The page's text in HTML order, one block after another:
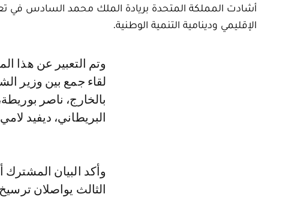
أشادت المملكة المتحدة بريادة الملك محمد السادس في
الإقليمي ودينامية التنمية الوطنية.
وتم التعبير عن هذا الموقف في بيان مشترك، تم توقيعه اليوم الأحد بالرباط، عقب
لقاء جمع بين وزير
بالخارج، ناصر
البريطاني، ديفيد
وأكد البيان
الثالث يواصلان